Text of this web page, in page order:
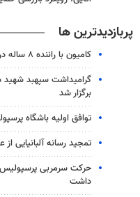
پربازدیدترین ها
کامیون با راننده ۸ ساله در اصفهان توقیف شد
گرامیداشت سپهبد شهید
برگزار شد
توافق اولیه باشگاه
تمجید رسانه آلبانیایی
حرکت سرمربی پرسپولیس
داشت